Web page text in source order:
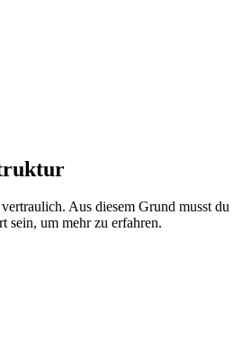
Aus diesem Grund musst du
sein, um mehr zu erfahren.